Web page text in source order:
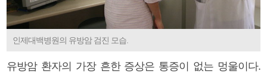
인제대백병원의 유방암 검진 모습.
유방암 환자의 가장 흔한 증상은 통증이 없는 멍울이다.